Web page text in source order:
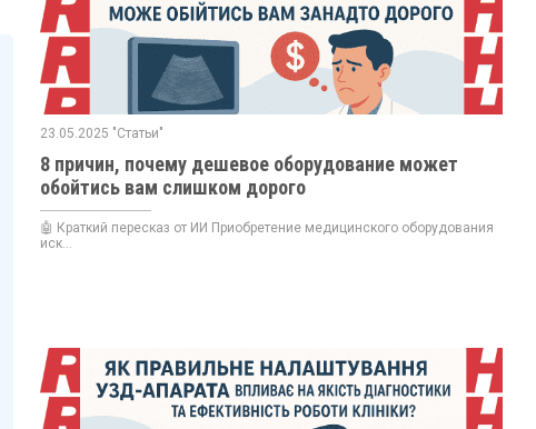
23.05.2025 "Статьи"
8 причин, почему дешевое оборудование может
обойтись вам слишком дорого
🤖 Краткий пересказ от ИИ Приобретение медицинского оборудования
иск...